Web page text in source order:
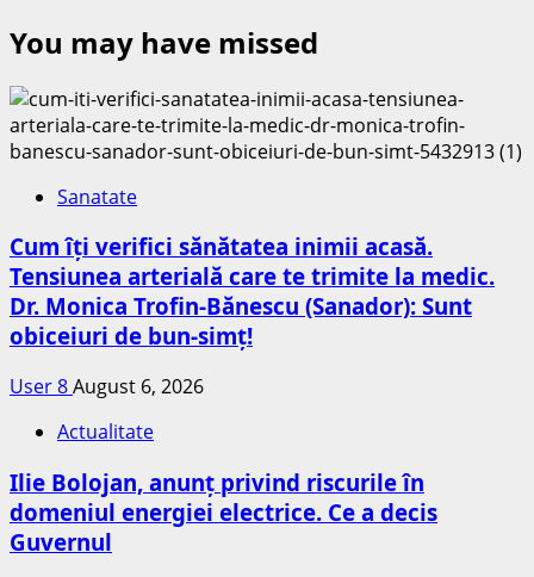
You may have missed
Sanatate
Cum îți verifici sănătatea inimii acasă.
Tensiunea arterială care te trimite la medic.
Dr. Monica Trofin-Bănescu (Sanador): Sunt
obiceiuri de bun-simț!
User 8August 6, 2026
Actualitate
Ilie Bolojan, anunț privind riscurile în
domeniul energiei electrice. Ce a decis
Guvernul